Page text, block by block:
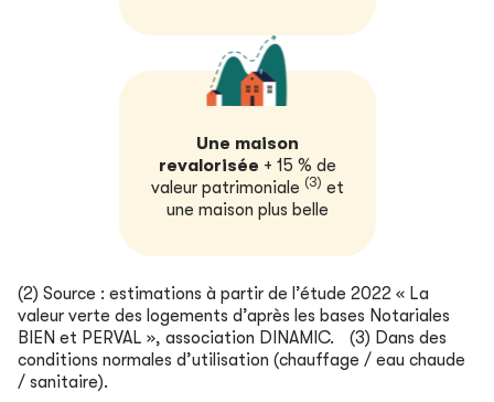
Une maison
revalorisée + 15 % de
valeur patrimoniale (3) et
une maison plus belle
(2) Source : estimations à partir de l’étude 2022 « La
valeur verte des logements d’après les bases Notariales
BIEN et PERVAL », association DINAMIC.
(3) Dans des
conditions normales d’utilisation (chauffage / eau chaude
/ sanitaire).